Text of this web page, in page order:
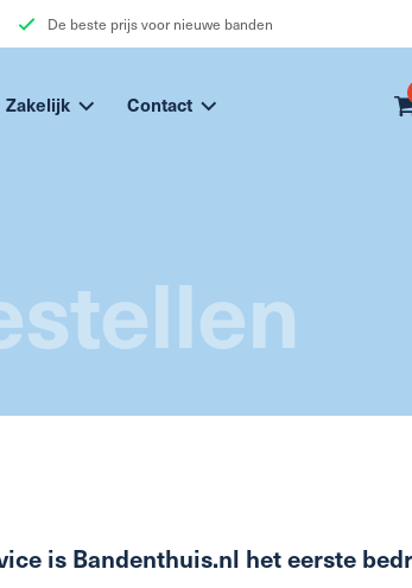
De beste prijs voor nieuwe banden
Zakelijk Contact
is Bandenthuis.nl het eerste